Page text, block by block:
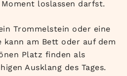
loslassen darfst.
Trommelstein oder eine
kann am Bett oder auf dem
Platz finden als
Ausklang des Tages.